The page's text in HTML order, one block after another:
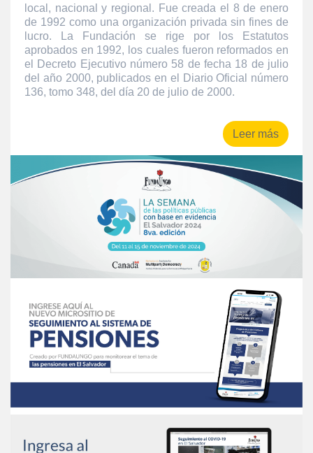
local, nacional y regional. Fue creada el 8 de enero
de 1992 como una organización privada sin fines de
lucro. La Fundación se rige por los Estatutos
aprobados en 1992, los cuales fueron reformados en
el Decreto Ejecutivo número 58 de fecha 18 de julio
del año 2000, publicados en el Diario Oficial número
136, tomo 348, del día 20 de julio de 2000.
Leer más